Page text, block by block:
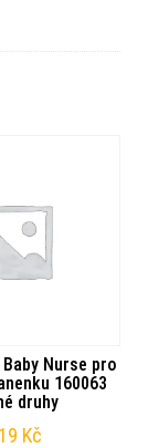
Nurse pro
160063
druhy
Kč